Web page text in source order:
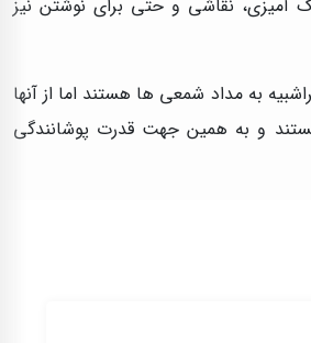
آمیزی، نقاشی و حتی برای نوشتن نیز
به مداد شمعی ها هستند اما از آنها
و به همین جهت قدرت پوشانندگی